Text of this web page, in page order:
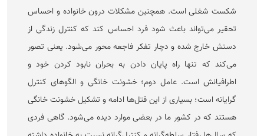
شکست شغلی است. همچنین مشکلات درون خانواده و احساس
تحقیر می‌تواند باعث شود فرد احساس کند که کنترل زندگی از
دستش خارج شده و دچار تفکر فاجعه محور می‌شود. یعنی تصور
می‌کند که تنها راه پایان دادن به بحران نابود کردن خود و
اطرافیانش است. عامل دوم؛ خشونت خانگی و الگو‌های کنترل
گرایانه است؛ بسیاری از این قتل‌ها ادامه و تشکیل خشونت خانگی
هستند که در کشور ما در بعضی موارد دیده می‌شود. گاهی فردی